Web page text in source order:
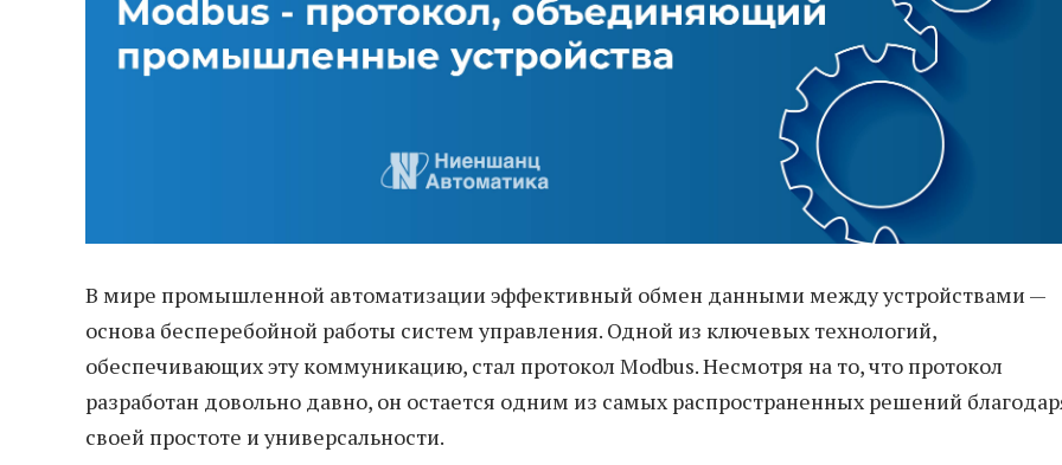
В мире промышленной автоматизации эффективный обмен данными между устройствами —
основа бесперебойной работы систем управления. Одной из ключевых технологий,
обеспечивающих эту коммуникацию, стал протокол Modbus. Несмотря на то, что протокол
разработан довольно давно, он остается одним из самых распространенных решений
своей простоте и универсальности.